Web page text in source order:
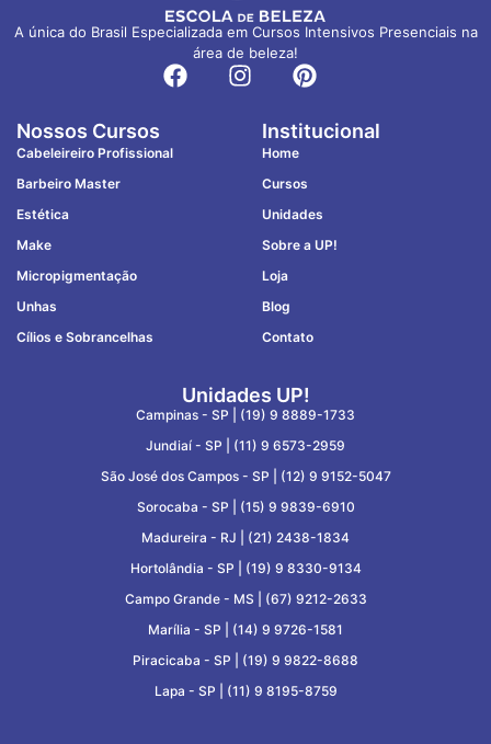
A única do Brasil Especializada em Cursos Intensivos Presenciais na
área de beleza!
Nossos Cursos
Cabeleireiro Profissional
Barbeiro Master
Estética
Make
Micropigmentação
Unhas
Cílios e Sobrancelhas
Institucional
Home
Cursos
Unidades
Sobre a UP!
Loja
Blog
Contato
Unidades UP!
Campinas - SP | (19) 9 8889-1733
Jundiaí - SP | (11) 9 6573-2959
São José dos Campos - SP | (12) 9 9152-5047
Sorocaba - SP | (15) 9 9839-6910
Madureira - RJ | (21) 2438-1834
Hortolândia - SP | (19) 9 8330-9134
Campo Grande - MS | (67) 9212-2633
Marília - SP | (14) 9 9726-1581
Piracicaba - SP | (19) 9 9822-8688
Lapa - SP | (11) 9 8195-8759